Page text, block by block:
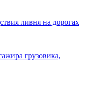
ливня на дорогах
грузовика,